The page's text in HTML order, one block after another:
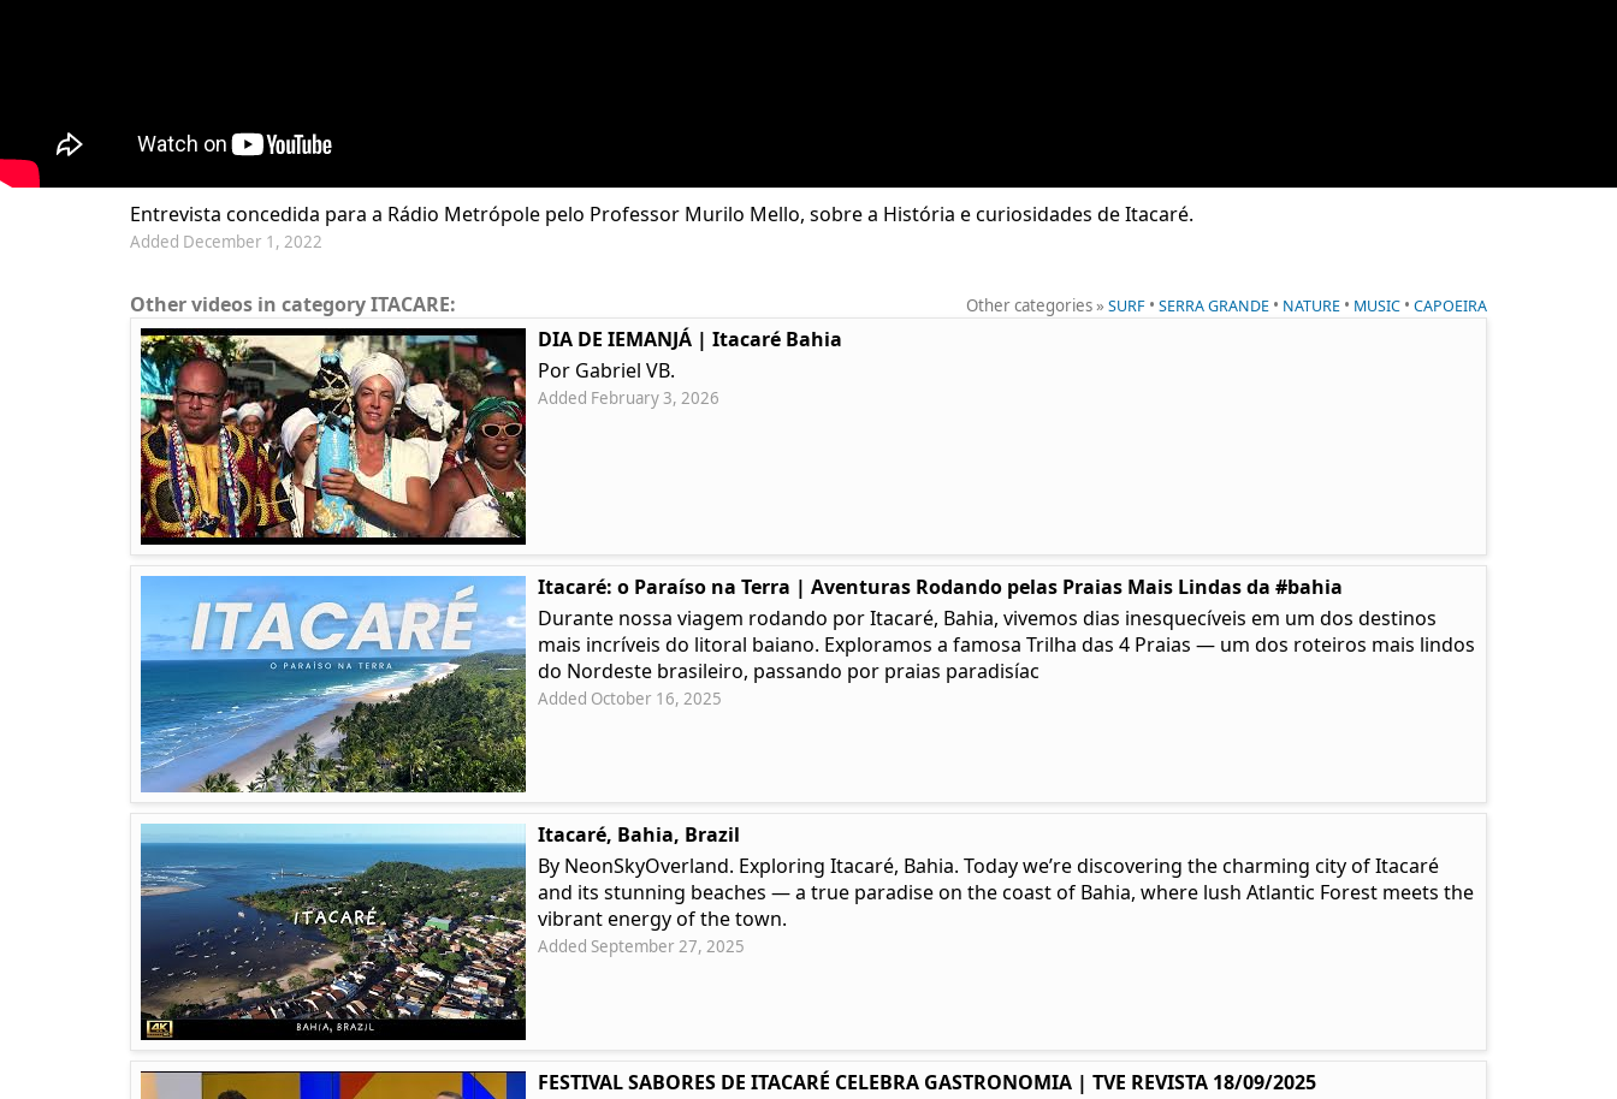
Entrevista concedida para a Rádio Metrópole pelo Professor Murilo Mello, sobre a História e curiosidades de Itacaré.
Added December 1, 2022
Other categories »SURF •SERRA GRANDE • NATURE • MUSIC •CAPOEIRA
Other videos in category ITACARE:
DIA DE IEMANJÁ | Itacaré Bahia
Por Gabriel VB.
Added February 3, 2026
Itacaré: o Paraíso na Terra | Aventuras Rodando pelas Praias Mais Lindas da #bahia
Durante nossa viagem rodando por Itacaré, Bahia, vivemos dias inesquecíveis em um dos destinos
mais incríveis do litoral baiano. Exploramos a famosa Trilha das 4 Praias — um dos roteiros mais lindos
do Nordeste brasileiro, passando por praias paradisíac
Added October 16, 2025
Itacaré, Bahia, Brazil
By NeonSkyOverland. Exploring Itacaré, Bahia. Today we’re discovering the charming city of Itacaré
and its stunning beaches — a true paradise on the coast of Bahia, where lush Atlantic Forest meets the
vibrant energy of the town.
Added September 27, 2025
FESTIVAL SABORES DE ITACARÉ CELEBRA GASTRONOMIA | TVE REVISTA 18/09/2025